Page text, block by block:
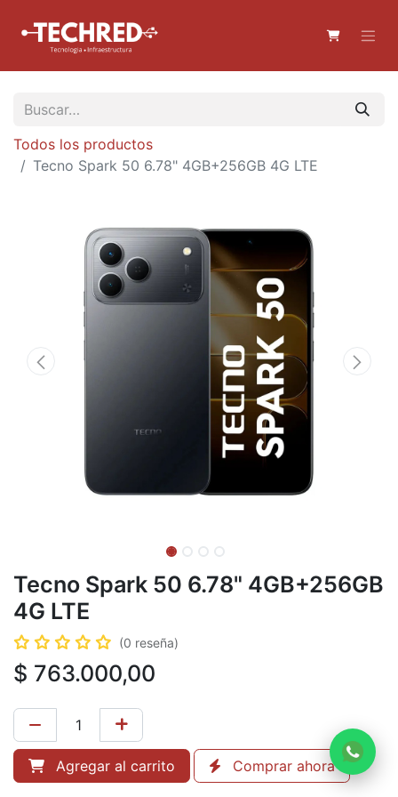
Todos los productos
Tecno Spark 50 6.78" 4GB+256GB 4G LTE
Tecno Spark 50 6.78" 4GB+256GB
4G LTE
(0 reseña)
$ 763.000,00
Agregar al carrito Comprar ahora